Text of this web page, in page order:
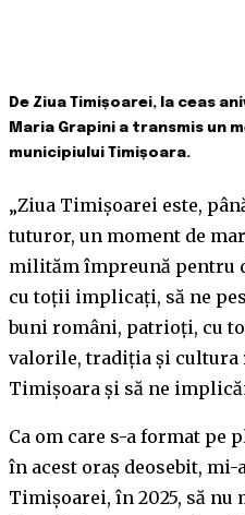
De Ziua Timișoarei, la ceas
Maria Grapini a transmis un
municipiului Timișoara.
„Ziua Timișoarei este,
tuturor, un moment de
milităm împreună pentru
cu toții implicați, să ne
buni români, patrioți, cu
valorile, tradiția și cultura
Timișoara și să ne
Ca om care s-a format
în acest oraș deosebit, mi-
Timișoarei, în 2025, să nu